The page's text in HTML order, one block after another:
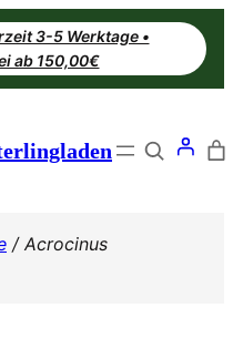
3-5 Werktage •
ab 150,00€
Search
/ Acrocinus